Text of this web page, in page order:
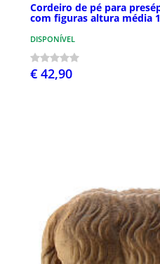
Cordeiro de pé para
com figuras altura média
DISPONÍVEL
€ 42,90